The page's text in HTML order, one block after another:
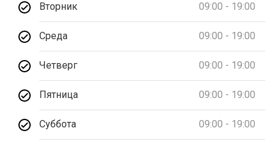
Вторник 09:00 - 19:00
Среда 09:00 - 19:00
Четверг 09:00 - 19:00
Пятница 09:00 - 19:00
Суббота 09:00 - 19:00